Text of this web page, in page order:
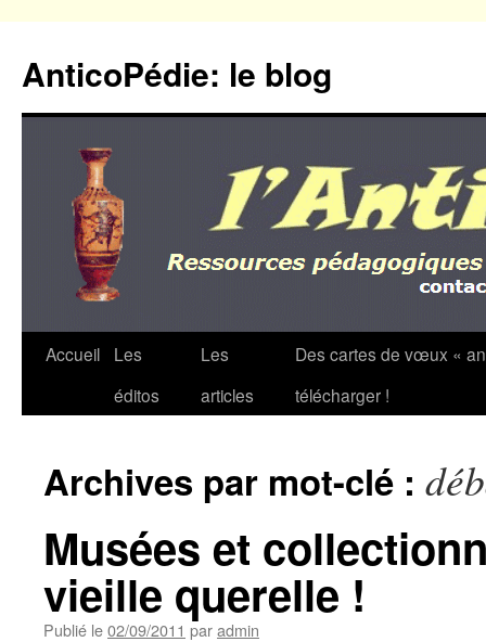
contenu
AnticoPédie: le blog
Accueil
Les
éditos
Les
articles
Des cartes de vœux «
télécharger !
Archives par mot-clé :
Musées et
vieille querelle !
Publié le02/09/2011 paradmin